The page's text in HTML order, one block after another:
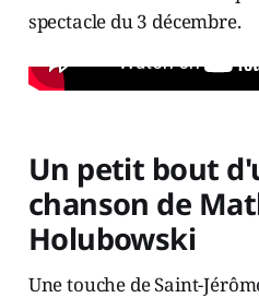
spectacle du 3 décembre.
Un petit bout
chanson de
Holubowski
Une touche de Saint-